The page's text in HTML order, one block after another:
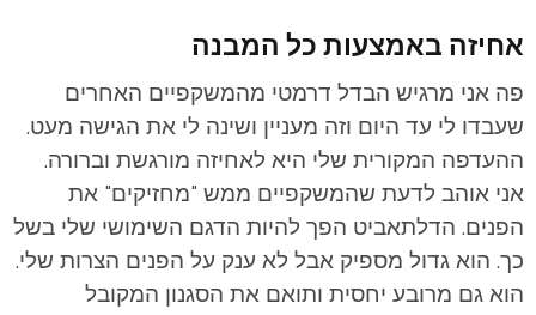
אחיזה באמצעות כל המבנה
פה אני מרגיש הבדל דרמטי מהמשקפיים האחרים
שעבדו לי עד היום וזה מעניין ושינה לי את הגישה מעט.
ההעדפה המקורית שלי היא לאחיזה מורגשת וברורה.
אני אוהב לדעת שהמשקפיים ממש "מחזיקים" את
הפנים. הדלתאביט הפך להיות הדגם השימושי שלי בשל
כך. הוא גדול מספיק אבל לא ענק על הפנים הצרות שלי.
הוא גם מרובע יחסית ותואם את הסגנון המקובל